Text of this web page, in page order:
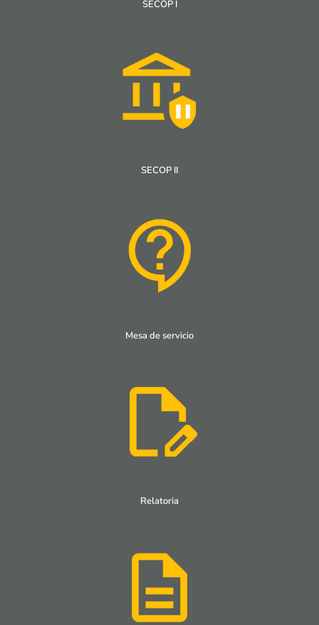
SECOP I
SECOP II
Mesa de servicio
Relatoria